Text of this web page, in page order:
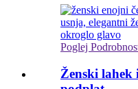
Poglej
Ženski lahek